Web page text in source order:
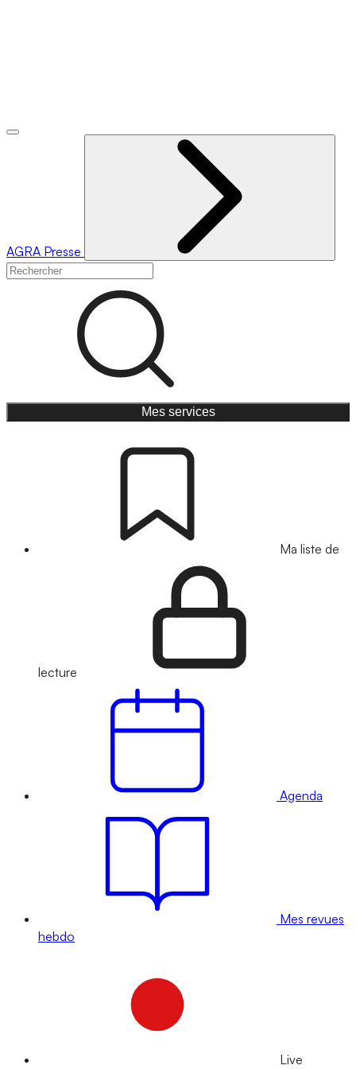
AGRA Presse
Mes services
Ma liste de
lecture
Agenda
Mes revues
hebdo
Live